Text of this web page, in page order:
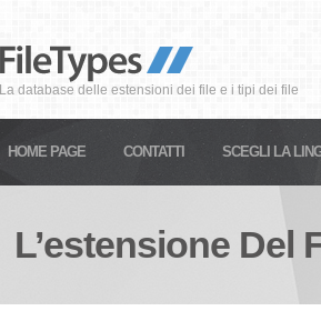
La database delle estensioni dei file e i tipi dei file
HOME PAGE CONTATTI SCEGLI LA
L’estensione Del